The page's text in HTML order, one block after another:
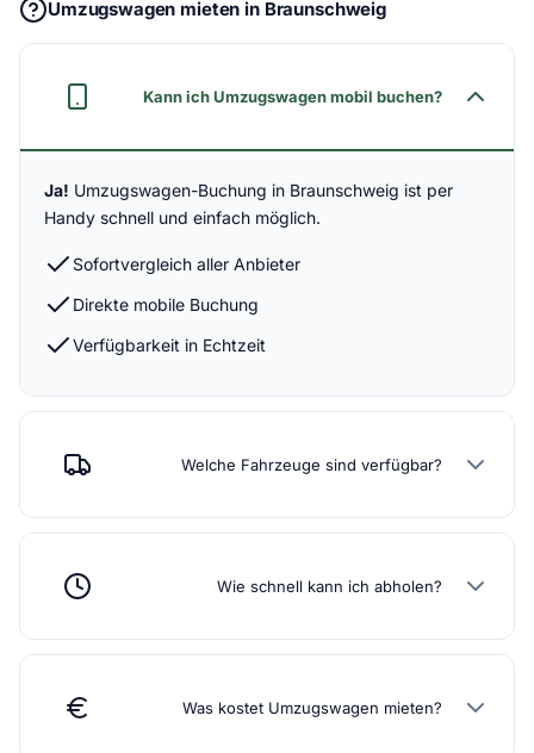
Umzugswagen mieten in Braunschweig
Kann ich Umzugswagen mobil buchen?
Ja! Umzugswagen-Buchung in Braunschweig ist per
Handy schnell und einfach möglich.
Sofortvergleich aller Anbieter
Direkte mobile Buchung
Verfügbarkeit in Echtzeit
Welche Fahrzeuge sind verfügbar?
Wie schnell kann ich abholen?
Was kostet Umzugswagen mieten?